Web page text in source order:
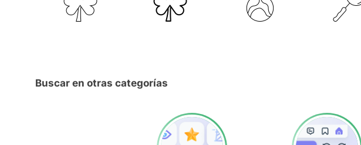
Buscar en otras categorías